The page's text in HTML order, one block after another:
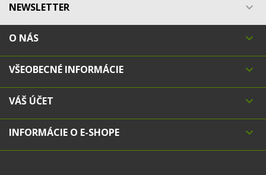
NEWSLETTER 
O NÁS 
VŠEOBECNÉ INFORMÁCIE 
VÁŠ ÚČET 
INFORMÁCIE O E-SHOPE 